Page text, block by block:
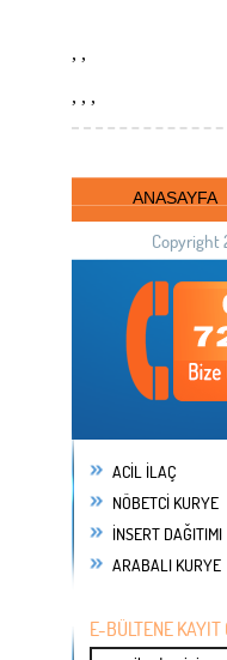
, ,
, , ,
ANASAYFA
Copyright
ACİL İLAÇ
NÖBETCİ KURYE
İNSERT DAĞITIMI
ARABALI KURYE
E-BÜLTENE KAYIT